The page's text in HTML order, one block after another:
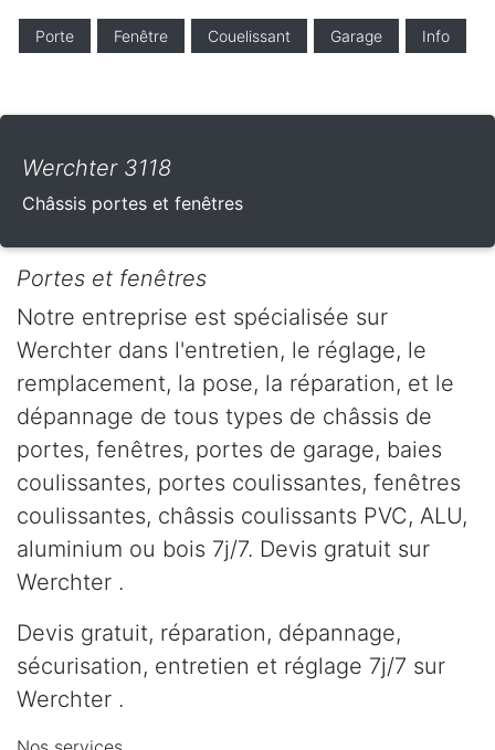
Porte Fenêtre Couelissant Garage Info
Werchter 3118
Châssis portes et fenêtres
Portes et fenêtres
Notre entreprise est spécialisée sur
Werchter dans l'entretien, le réglage, le
remplacement, la pose, la réparation, et le
dépannage de tous types de châssis de
portes, fenêtres, portes de garage, baies
coulissantes, portes coulissantes, fenêtres
coulissantes, châssis coulissants PVC, ALU,
aluminium ou bois 7j/7. Devis gratuit sur
Werchter .
Devis gratuit, réparation, dépannage,
sécurisation, entretien et réglage 7j/7 sur
Werchter .